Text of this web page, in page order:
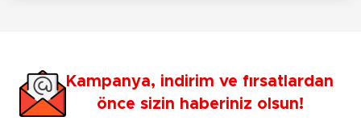
Kampanya, indirim ve fırsatlardan
önce sizin haberiniz olsun!